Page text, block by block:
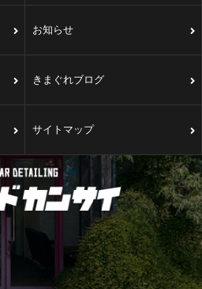
お知らせ
きまぐれブログ
サイトマップ